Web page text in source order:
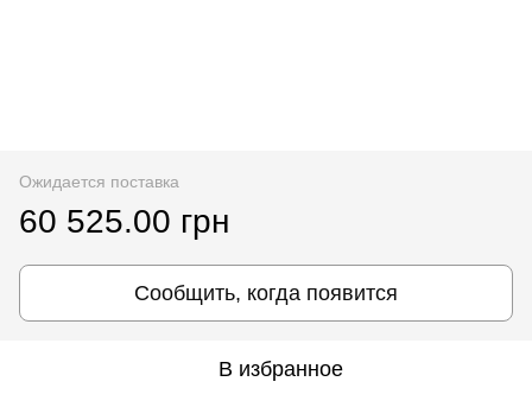
Ожидается поставка
60 525.00 грн
Сообщить, когда появится
В избранное